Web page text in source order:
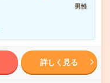
男性
詳しく見る